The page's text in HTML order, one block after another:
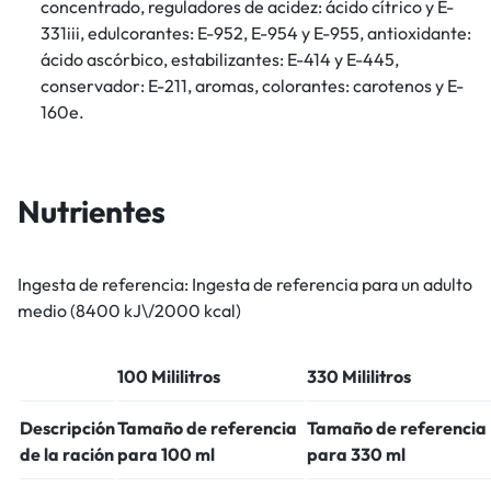
concentrado, reguladores de acidez: ácido cítrico y E-
331iii, edulcorantes: E-952, E-954 y E-955, antioxidante:
ácido ascórbico, estabilizantes: E-414 y E-445,
conservador: E-211, aromas, colorantes: carotenos y E-
160e.
Nutrientes
Ingesta de referencia: Ingesta de referencia para un adulto
medio (8400 kJ\/2000 kcal)
100 Mililitros 330 Mililitros
Descripción
de la ración
Tamaño de referencia
para 100 ml
Tamaño de referencia
para 330 ml